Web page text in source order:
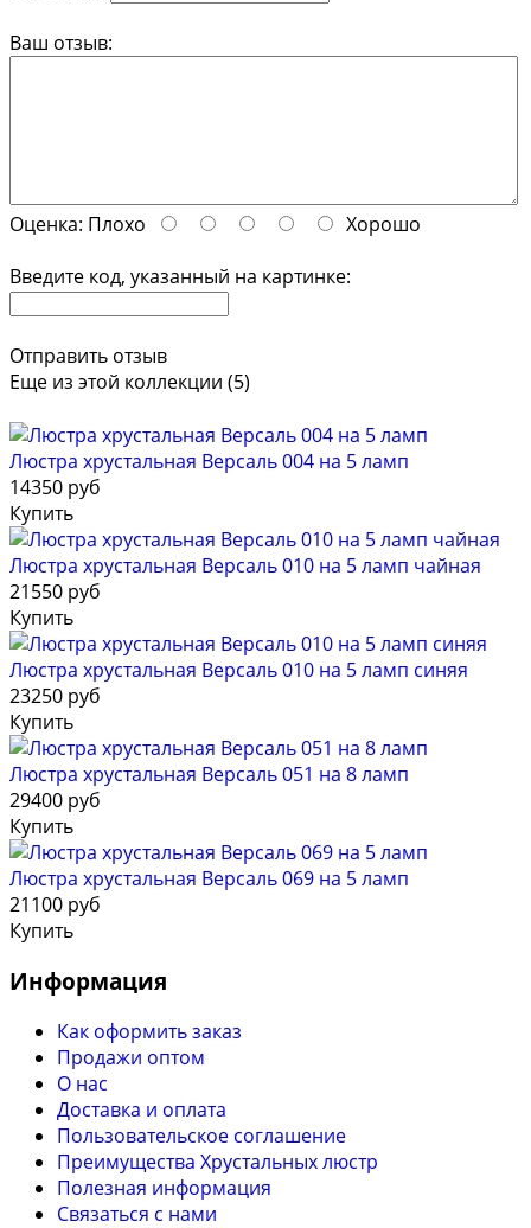
Ваш отзыв:
Оценка: Плохо
Хорошо
Введите код, указанный на картинке:
Отправить отзыв
Еще из этой коллекции (5)
Люстра хрустальная Версаль 004 на 5 ламп
14350 руб
Купить
Люстра хрустальная Версаль 010 на 5 ламп чайная
21550 руб
Купить
Люстра хрустальная Версаль 010 на 5 ламп синяя
23250 руб
Купить
Люстра хрустальная Версаль 051 на 8 ламп
29400 руб
Купить
Люстра хрустальная Версаль 069 на 5 ламп
21100 руб
Купить
Информация
Как оформить заказ
Продажи оптом
О нас
Доставка и оплата
Пользовательское соглашение
Преимущества Хрустальных люстр
Полезная информация
Связаться с нами